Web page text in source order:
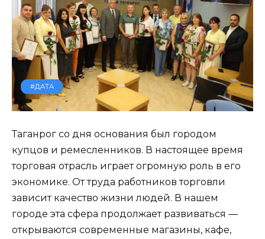
#ДАТА
Таганрог со дня основания был городом
купцов и ремесленников. В настоящее время
торговая отрасль играет огромную роль в его
экономике. От труда работников торговли
зависит качество жизни людей. В нашем
городе эта сфера продолжает развиваться —
открываются современные магазины, кафе,